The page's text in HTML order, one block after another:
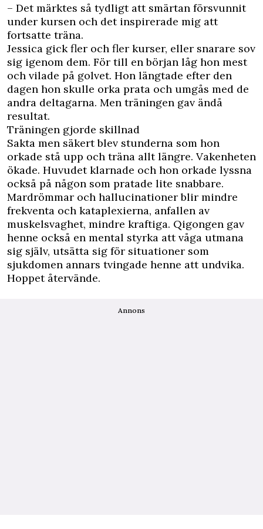
– Det märktes så tydligt att smärtan försvunnit
under kursen och det inspirerade mig att
fortsatte träna.
Jessica gick fler och fler kurser, eller snarare sov
sig igenom dem. För till en början låg hon mest
och vilade på golvet. Hon längtade efter den
dagen hon skulle orka prata och umgås med de
andra deltagarna. Men träningen gav ändå
resultat.
Träningen gjorde skillnad
Sakta men säkert blev stunderna som hon
orkade stå upp och träna allt längre. Vakenheten
ökade. Huvudet klarnade och hon orkade lyssna
också på någon som pratade lite snabbare.
Mardrömmar och hallucinationer blir mindre
frekventa och kataplexierna, anfallen av
muskelsvaghet, mindre kraftiga. Qigongen gav
henne också en mental styrka att våga utmana
sig själv, utsätta sig för situationer som
sjukdomen annars tvingade henne att undvika.
Hoppet återvände.
Annons